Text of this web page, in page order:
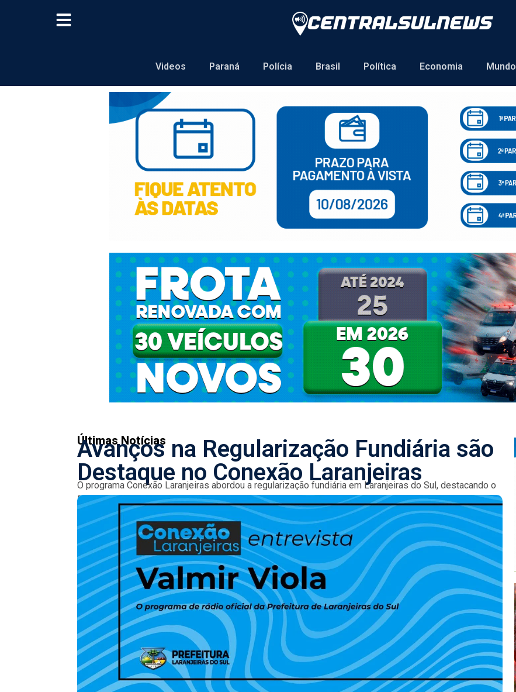
Videos Paraná Polícia Brasil Política Economia Mundo
Últimas Notícias
Avanços na Regularização Fundiária são
Destaque no Conexão Laranjeiras
O programa Conexão Laranjeiras abordou a regularização fundiária em Laranjeiras do Sul, destacando o
REURB e suas modalidades. A iniciativa já beneficia mais de 500...